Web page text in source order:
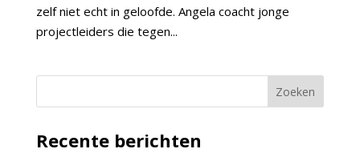
zelf niet echt in geloofde. Angela coacht jonge
projectleiders die tegen...
Recente berichten